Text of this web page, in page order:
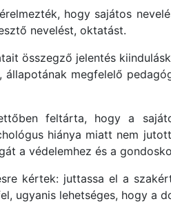
hogy sajátos
nevelést, oktatást.
összegző jelentés
állapotának megfelelő
feltárta, hogy a
hiánya miatt nem
a védelemhez és a
kértek: juttassa el a
ugyanis lehetséges, hogy a